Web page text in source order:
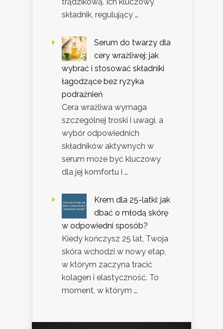
składnik, regulujący …
Serum do twarzy dla
cery wrażliwej: jak
wybrać i stosować składniki
łagodzące bez ryzyka
podrażnień
Cera wrażliwa wymaga
szczególnej troski i uwagi, a
wybór odpowiednich
składników aktywnych w
serum może być kluczowy
dla jej komfortu i …
Krem dla 25-latki: jak
dbać o młodą skórę
w odpowiedni sposób?
Kiedy kończysz 25 lat, Twoja
skóra wchodzi w nowy etap,
w którym zaczyna tracić
kolagen i elastyczność. To
moment, w którym …